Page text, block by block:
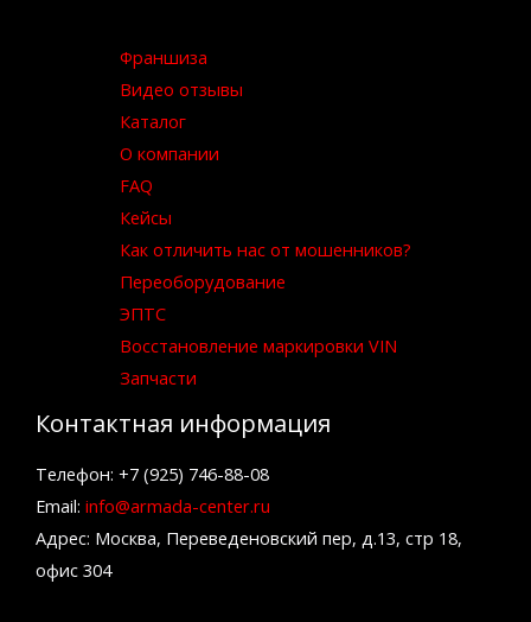
Франшиза
Видео отзывы
Каталог
О компании
FAQ
Кейсы
Как отличить нас от мошенников?
Переоборудование
ЭПТС
Восстановление маркировки VIN
Запчасти
Контактная информация
Телефон: +7 (925) 746-88-08
Email: info@armada-center.ru
Адрес: Москва, Переведеновский пер, д.13, стр 18,
офис 304